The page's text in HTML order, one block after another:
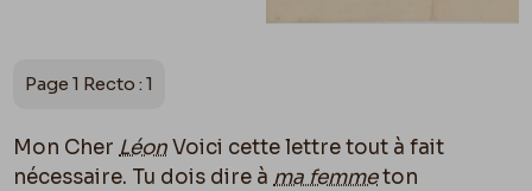
Page 1 Recto : 1
Mon Cher LéonVoici cette lettre tout à fait
nécessaire. Tu dois dire à ma femmeton